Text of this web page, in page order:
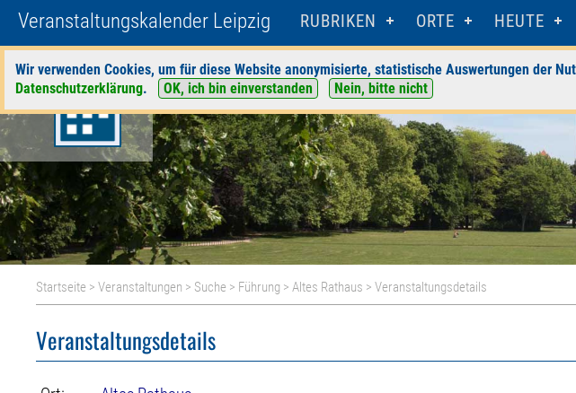
Veranstaltungskalender Leipzig RUBRIKEN ORTE HEUTE
Wir verwenden Cookies, um für diese Website anonymisierte, statistische Auswertungen der
Datenschutzerklärung. OK, ich bin einverstanden Nein, bitte nicht
Startseite >Veranstaltungen > Suche > Führung >Altes Rathaus > Veranstaltungsdetails
Veranstaltungsdetails